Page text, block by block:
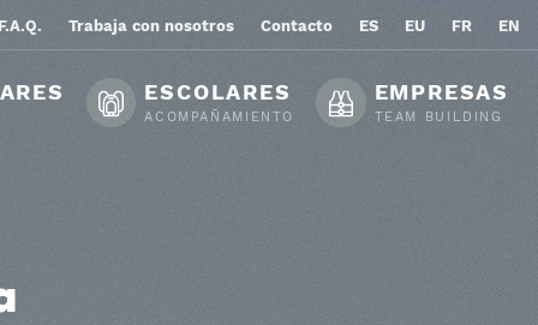
F.A.Q. Trabaja con nosotros Contacto ES EU FR EN
ESCOLARES
ACOMPAÑAMIENTO
EMPRESAS
TEAM BUILDING